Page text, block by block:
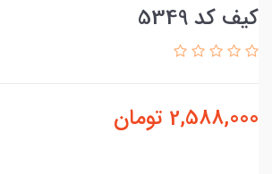
کیف کد 5349
2,588,000 تومان